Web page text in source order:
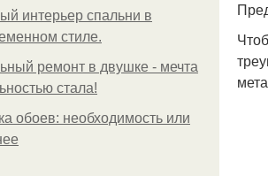
интерьер спальни в
стиле.
ремонт в двушке - мечта
стала!
обоев: необходимость или